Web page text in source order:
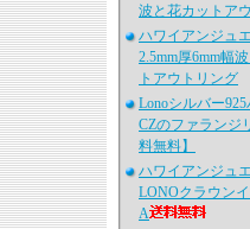
波と花カットア
ハワイアンジュ
2.5mm厚6mm幅
トアウトリング
Lonoシルバー925
CZのファランジ
料無料】
ハワイアンジュ
LONOクラウン
A